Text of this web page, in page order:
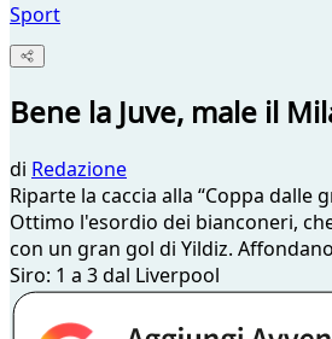
Sport
Bene la Juve, male il
di Redazione
Riparte la caccia alla “Coppa dalle
Ottimo l'esordio dei bianconeri,
con un gran gol di Yildiz.
Siro: 1 a 3 dal Liverpool